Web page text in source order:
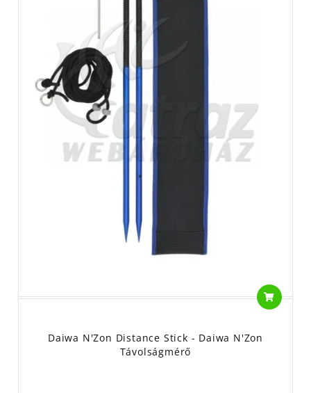
Daiwa N'Zon Distance Stick - Daiwa N'Zon
Távolságmérő